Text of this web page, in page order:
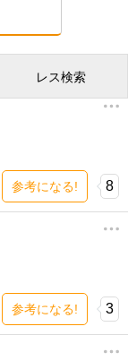
レス検索
参考になる! 8
参考になる! 3